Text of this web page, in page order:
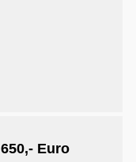
650,- Euro